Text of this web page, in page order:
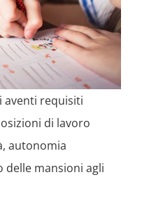
aventi requisiti
di lavoro
autonomia
delle mansioni agli